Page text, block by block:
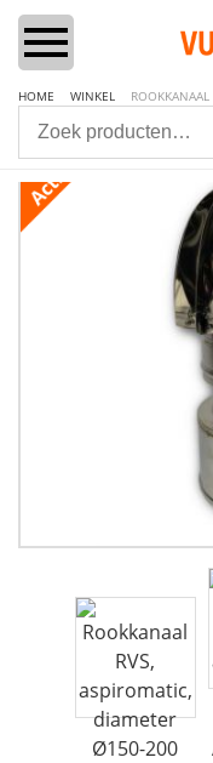
Vuurtafels
Aanbiedingen Sets
Accessoires
Contact
HOME WINKEL